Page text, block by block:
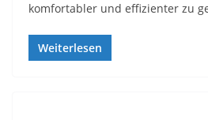
komfortabler und effizienter zu
Weiterlesen